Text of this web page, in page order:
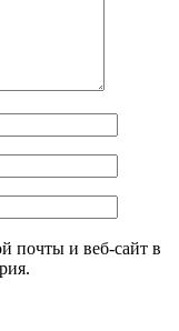
почты и веб-сайт в